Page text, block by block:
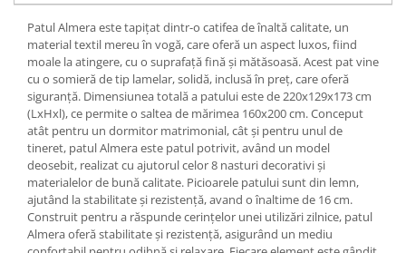
Patul Almera este tapițat dintr-o catifea de înaltă calitate, un
material textil mereu în vogă, care oferă un aspect luxos, fiind
moale la atingere, cu o suprafață fină și mătăsoasă. Acest pat vine
cu o somieră de tip lamelar, solidă, inclusă în preț, care oferă
siguranță. Dimensiunea totală a patului este de 220x129x173 cm
(LxHxl), ce permite o saltea de mărimea 160x200 cm. Conceput
atât pentru un dormitor matrimonial, cât și pentru unul de
tineret, patul Almera este patul potrivit, având un model
deosebit, realizat cu ajutorul celor 8 nasturi decorativi și
materialelor de bună calitate. Picioarele patului sunt din lemn,
ajutând la stabilitate și rezistență, avand o înaltime de 16 cm.
Construit pentru a răspunde cerințelor unei utilizări zilnice, patul
Almera oferă stabilitate și rezistență, asigurând un mediu